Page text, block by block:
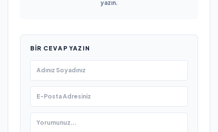
yazın.
BIR CEVAP YAZIN